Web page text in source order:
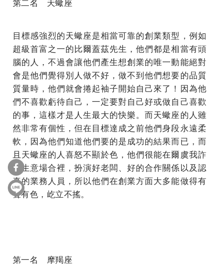
目標感強烈的天蠍座是相當可靠的創業類型，例如
超級首富之一的比爾蓋茲先生，他們都是相當有頭
腦的人，不過會讓他們產生想創業的唯一動能絕對
會是他們覺得別人做不好，做不到他們想要的品質
質量時，他們就會捲起袖子開始自己來了！因為他
們不喜歡虧待自己，一定要對自己好或做自己喜歡
的事，這樣才是人生最大的快樂。而天蠍座的人雖
然非常有個性，但在目標達成之前他們身段永遠柔
軟，因為他們知道他們要的是成功的結果而已，而
且天蠍座的人喜怒不顯於色，他們很能在爾虞我詐
的生意場合裡，扮演好老闆、好的合作關係以及認
真的業務人員，所以他們在創業方面大多能做得有
聲有色，屹立不搖。
第一名 摩羯座